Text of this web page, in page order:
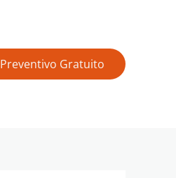
Preventivo Gratuito